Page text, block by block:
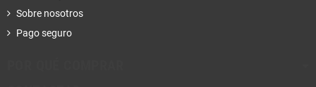
Sobre nosotros
Pago seguro